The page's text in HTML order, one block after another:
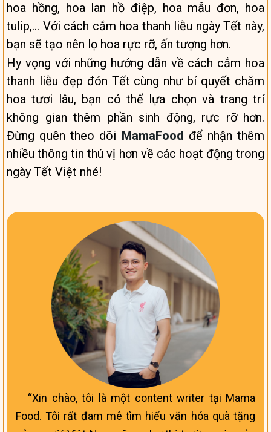
hoa hồng, hoa lan hồ điệp, hoa mẫu đơn, hoa
tulip,… Với cách cắm hoa thanh liễu ngày Tết này,
bạn sẽ tạo nên lọ hoa rực rỡ, ấn tượng hơn.
Hy vọng với những hướng dẫn về cách cắm hoa
thanh liễu đẹp đón Tết cùng như bí quyết chăm
hoa tươi lâu, bạn có thể lựa chọn và trang trí
không gian thêm phần sinh động, rực rỡ hơn.
Đừng quên theo dõi MamaFood để nhận thêm
nhiều thông tin thú vị hơn về các hoạt động trong
ngày Tết Việt nhé!
Xin chào, tôi là một content writer tại Mama
Food. Tôi rất đam mê tìm hiểu văn hóa quà tặng